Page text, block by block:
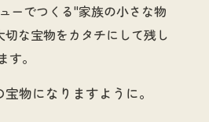
ーでつくる"家族の小さな物
な宝物をカタチにして残し
ます。
物になりますように。